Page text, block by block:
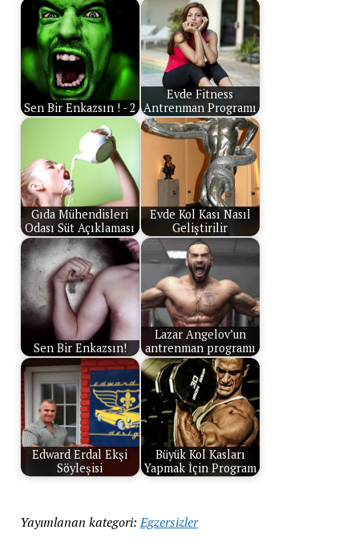
Sen Bir Enkazsın ! - 2
Evde Fitness
Antrenman Programı
Gıda Mühendisleri
Odası Süt Açıklaması
Evde Kol Kası Nasıl
Geliştirilir
Sen Bir Enkazsın!
Lazar Angelov’un
antrenman programı
Edward Erdal Ekşi
Söyleşisi
Büyük Kol Kasları
Yapmak İçin Program
Yayımlanan kategori: Egzersizler